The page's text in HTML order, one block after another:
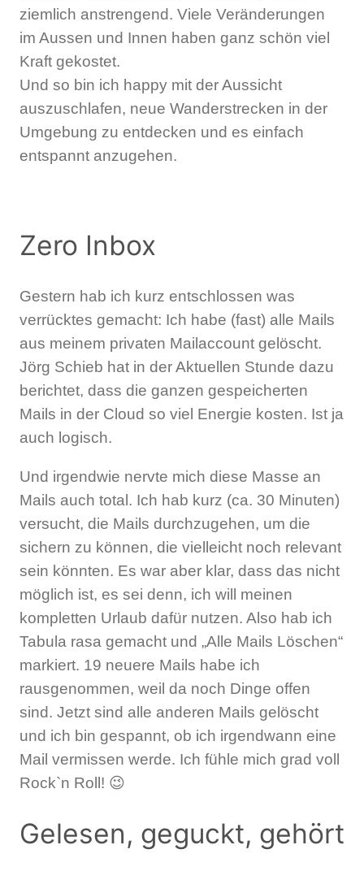
ziemlich anstrengend. Viele Veränderungen
im Aussen und Innen haben ganz schön viel
Kraft gekostet.
Und so bin ich happy mit der Aussicht
auszuschlafen, neue Wanderstrecken in der
Umgebung zu entdecken und es einfach
entspannt anzugehen.
Zero Inbox
Gestern hab ich kurz entschlossen was
verrücktes gemacht: Ich habe (fast) alle Mails
aus meinem privaten Mailaccount gelöscht.
Jörg Schieb hat in der Aktuellen Stunde dazu
berichtet, dass die ganzen gespeicherten
Mails in der Cloud so viel Energie kosten. Ist ja
auch logisch.
Und irgendwie nervte mich diese Masse an
Mails auch total. Ich hab kurz (ca. 30 Minuten)
versucht, die Mails durchzugehen, um die
sichern zu können, die vielleicht noch relevant
sein könnten. Es war aber klar, dass das nicht
möglich ist, es sei denn, ich will meinen
kompletten Urlaub dafür nutzen. Also hab ich
Tabula rasa gemacht und „Alle Mails Löschen“
markiert. 19 neuere Mails habe ich
rausgenommen, weil da noch Dinge offen
sind. Jetzt sind alle anderen Mails gelöscht
und ich bin gespannt, ob ich irgendwann eine
Mail vermissen werde. Ich fühle mich grad voll
Rock`n Roll! 😉
Gelesen, geguckt, gehört